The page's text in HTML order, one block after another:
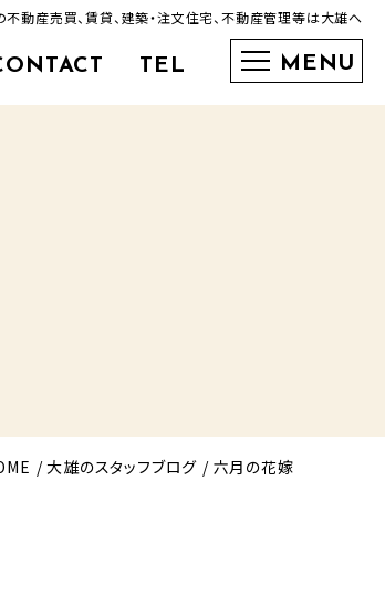
動産売買、賃貸、建築・注文住宅、不動産管理等は大雄へ
TEL
大雄のスタッフブログ 六月の花嫁